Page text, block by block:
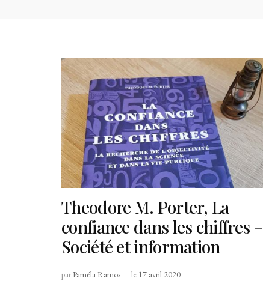
Theodore M. Porter, La
confiance dans les chiffres –
Société et information
par Paméla Ramos le 17 avril 2020